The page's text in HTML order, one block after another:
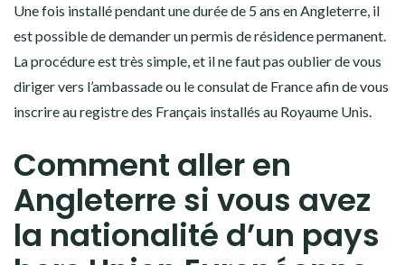
Une fois installé pendant une durée de 5 ans en Angleterre, il
est possible de demander un permis de résidence permanent.
La procédure est très simple, et il ne faut pas oublier de vous
diriger vers l’ambassade ou le consulat de France afin de vous
inscrire au registre des Français installés au Royaume Unis.
Comment aller en
Angleterre si vous avez
la nationalité d’un pays